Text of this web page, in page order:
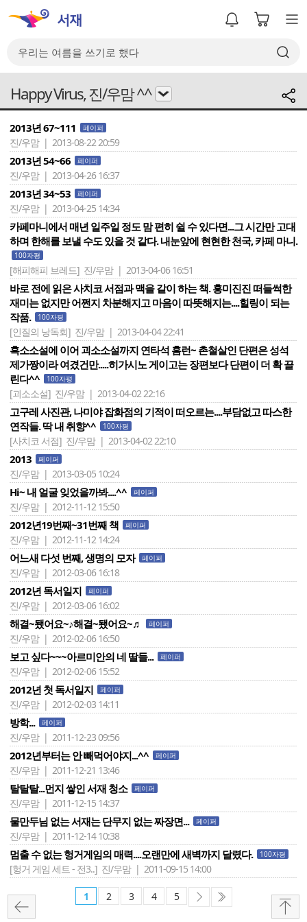
Happy Virus, 진/우맘 ^^
2013년 67~111 페이퍼
진/우맘 | 2013-08-22 20:59
2013년 54~66 페이퍼
진/우맘 | 2013-04-26 16:37
2013년 34~53 페이퍼
진/우맘 | 2013-04-25 14:34
카페마니에서 매년 일주일 정도 맘 편히 쉴 수 있다면...그 시간만 고대
하며 한해를 보낼 수도 있을 것 같다. 내눈앞에 현현한 천국, 카페 마니.
100자평
[해피해피 브레드] 진/우맘 | 2013-04-06 16:51
바로 전에 읽은 사치코 서점과 맥을 같이 하는 책. 흥미진진 떠들썩한
재미는 없지만 어쩐지 차분해지고 마음이 따뜻해지는....힐링이 되는
작품.
100자평
[인질의 낭독회] 진/우맘 | 2013-04-04 22:41
흑소소설에 이어 괴소소설까지 연타석 홈런~ 촌철살인 단편은 성석
제가짱이라 여겼건만.....히가시노 게이고는 장편보다 단편이 더 확 끌
린다^^
100자평
[괴소소설] 진/우맘 | 2013-04-02 22:16
고구레 사진관, 나미야 잡화점의 기적이 떠오르는....부담없고 따스한
연작들. 딱 내 취향^^
100자평
[사치코 서점] 진/우맘 | 2013-04-02 22:10
2013 페이퍼
진/우맘 | 2013-03-05 10:24
Hi~ 내 얼굴 잊었을까봐....^^ 페이퍼
진/우맘 | 2012-11-12 15:50
2012년19번째~31번째 책 페이퍼
진/우맘 | 2012-11-12 14:24
어느새 다섯 번째, 생명의 모자 페이퍼
진/우맘 | 2012-03-06 16:18
2012년 독서일지 페이퍼
진/우맘 | 2012-03-06 16:02
해결~됐어요~♪해결~됐어요~♬ 페이퍼
진/우맘 | 2012-02-06 16:50
보고 싶다~~~아르미안의 네 딸들... 페이퍼
진/우맘 | 2012-02-06 15:52
2012년 첫 독서일지 페이퍼
진/우맘 | 2012-02-03 14:11
방학... 페이퍼
진/우맘 | 2011-12-23 09:56
2012년부터는 안 빼먹어야지...^^ 페이퍼
진/우맘 | 2011-12-21 13:46
탈탈탈...먼지 쌓인 서재 청소 페이퍼
진/우맘 | 2011-12-15 14:37
물만두님 없는 서재는 단무지 없는 짜장면... 페이퍼
진/우맘 | 2011-12-14 10:38
멈출 수 없는 헝거게임의 매력....오랜만에 새벽까지 달렸다. 100자평
[헝거 게임 세트 - 전3..] 진/우맘 | 2011-09-15 14:00
1 2 3 4 5